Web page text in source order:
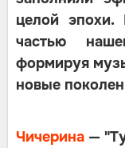
целой
частью
формируя
новые
Чичерина —